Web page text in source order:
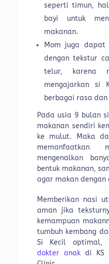
seperti timun,
bayi untuk
makanan.
Mom juga dapat
dengan tekstur
telur, karena
mengajarkan si
berbagai rasa
Pada usia 9 bulan
makanan sendiri
ke mulut. Maka
mengenalkan
bentuk makanan,
agar makan dengan
Memberikan nasi
aman jika
kemampuan
tumbuh kembang
Si Kecil optimal,
dokter anak di KS